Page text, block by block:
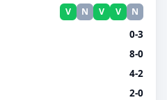
V N V V N
0-3
8-0
4-2
2-0